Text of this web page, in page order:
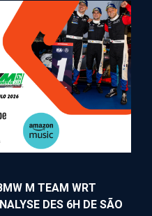
M TEAM WRT
DES 6H DE SÃO